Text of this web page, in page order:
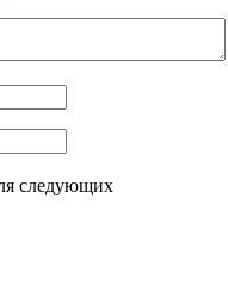
следующих